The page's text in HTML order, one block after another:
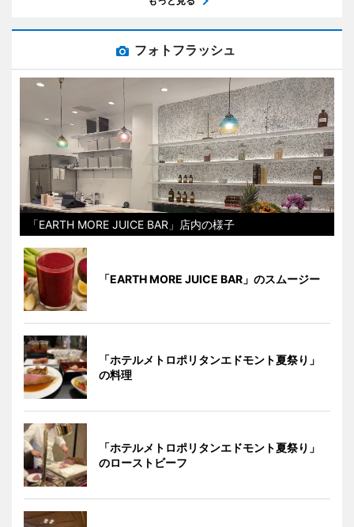
フォトフラッシュ
「EARTH MORE JUICE BAR」店内の様子
「EARTH MORE JUICE BAR」のスムージー
「ホテルメトロポリタンエドモント夏祭り」
の料理
「ホテルメトロポリタンエドモント夏祭り」
のローストビーフ